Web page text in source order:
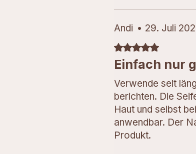
Andi • 29. Juli
Mit 5 von 5 Sternen
Einfach nur
Verwende seit
berichten. Die
Haut und selbst
anwendbar. Der
Produkt.